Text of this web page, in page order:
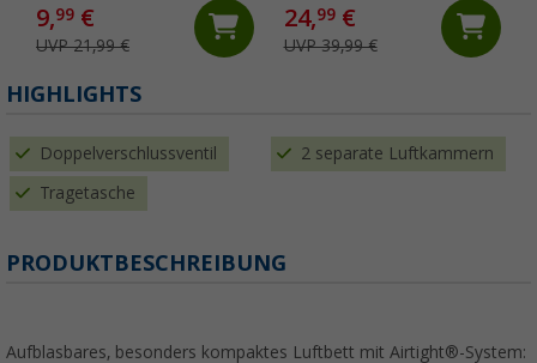
9,99 €
UVP 21,99 €
24,99€
UVP 39,99 €
HIGHLIGHTS
Doppelverschlussventil 2 separate Luftkammern
Tragetasche
PRODUKTBESCHREIBUNG
Aufblasbares, besonders kompaktes Luftbett mit Airtight®-System: